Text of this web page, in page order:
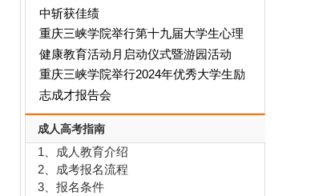
中斩获佳绩
重庆三峡学院举行第十九届大学生心理
健康教育活动月启动仪式暨游园活动
重庆三峡学院举行2024年优秀大学生励
志成才报告会
成人高考指南
1、成人教育介绍
2、成考报名流程
3、报名条件